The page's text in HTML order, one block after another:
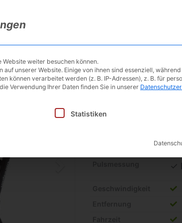
Ultrasport
bis Körpergewicht
✓
weiter besuchen können.
unserer Website. Einige von ihnen sind essenziell,
können verarbeitet werden (z. B. IP-Adressen), z. B. für
Verwendung Ihrer Daten finden Sie in unserer
für die eine Einwilligung erteilt werden
Statistiken